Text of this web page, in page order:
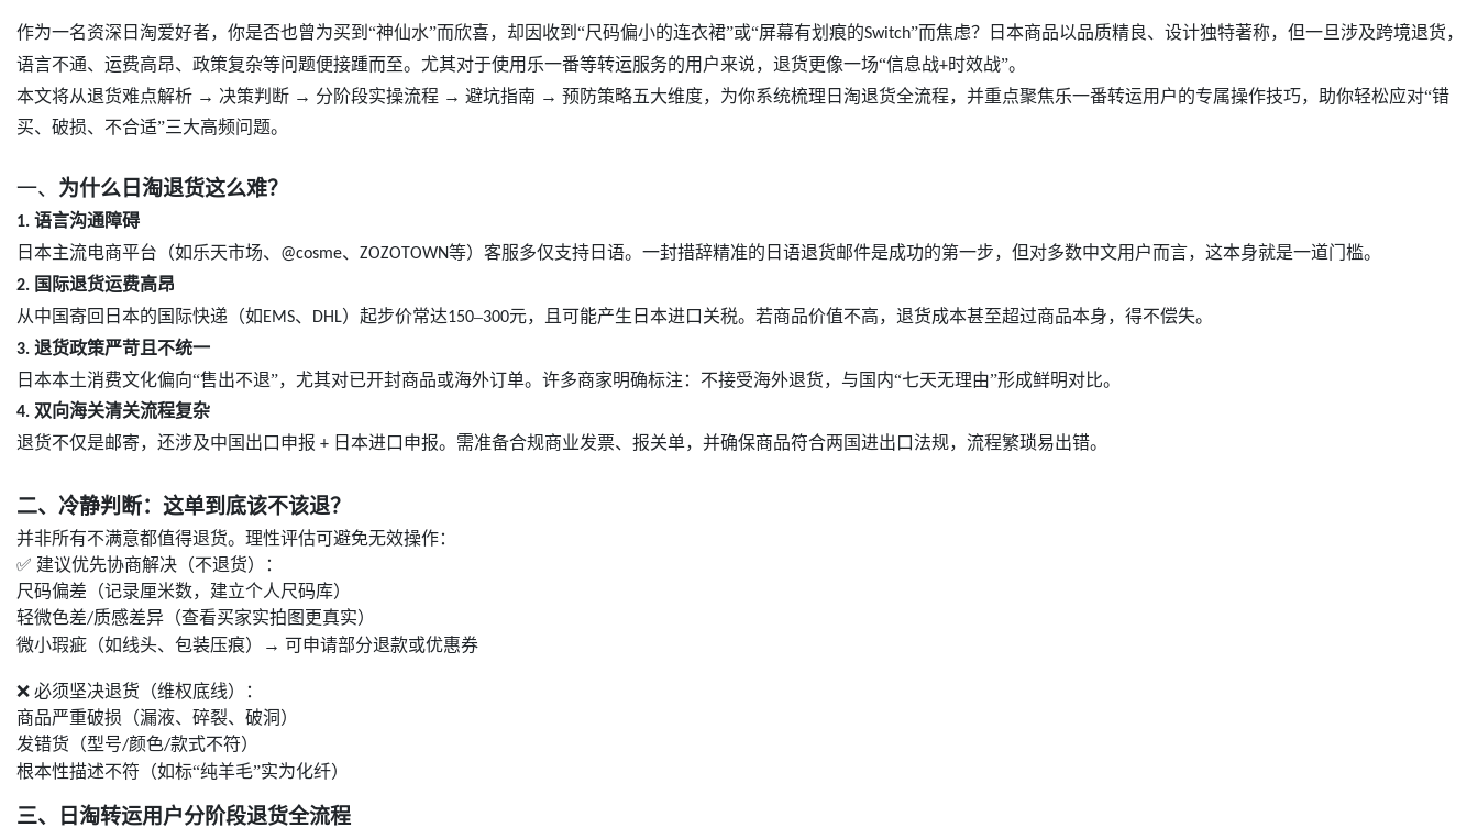
作为一名资深日淘爱好者，你是否也曾为买到“神仙水”而欣喜，却因收到“尺码偏小的连衣裙”或“屏幕有划痕的Switch”而焦虑？日本商品以品质精良、设计独特著称，但一旦涉及跨境退货，
语言不通、运费高昂、政策复杂等问题便接踵而至。尤其对于使用乐一番等转运服务的用户来说，退货更像一场“信息战+时效战”。
本文将从退货难点解析 → 决策判断 → 分阶段实操流程 → 避坑指南 → 预防策略五大维度，为你系统梳理日淘退货全流程，并重点聚焦乐一番转运用户的专属操作技巧，助你轻松应对“错
买、破损、不合适”三大高频问题。
一、 为什么日淘退货这么难？
1. 语言沟通障碍
日本主流电商平台（如乐天市场、 @cosme、 ZOZOTOWN等）客服多仅支持日语。一封措辞精准的日语退货邮件是成功的第一步，但对多数中文用户而言，这本身就是一道门槛。
2. 国际退货运费高昂
从中国寄回日本的国际快递（如 EMS、 DHL）起步价常达150–300元，且可能产生日本进口关税。若商品价值不高，退货成本甚至超过商品本身，得不偿失。
3. 退货政策严苛且不统一
日本本土消费文化偏向“售出不退”，尤其对已开封商品或海外订单。许多商家明确标注：不接受海外退货，与国内“七天无理由”形成鲜明对比。
4. 双向海关清关流程复杂
退货不仅是邮寄，还涉及中国出口申报 + 日本进口申报。需准备合规商业发票、报关单，并确保商品符合两国进出口法规，流程繁琐易出错。
二、冷静判断：这单到底该不该退？
并非所有不满意都值得退货。理性评估可避免无效操作：
✅ 建议优先协商解决（不退货）：
尺码偏差（记录厘米数，建立个人尺码库）
轻微色差/质感差异（查看买家实拍图更真实）
微小瑕疵（如线头、包装压痕）→ 可申请部分退款或优惠券
❌ 必须坚决退货（维权底线）：
商品严重破损（漏液、碎裂、破洞）
发错货（型号/颜色/款式不符）
根本性描述不符（如标“纯羊毛”实为化纤）
三、 日淘转运用户分阶段退货全流程